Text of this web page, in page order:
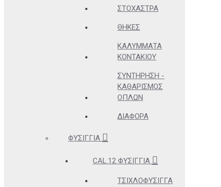
ΣΤΌΧΑΣΤΡΑ
ΘΉΚΕΣ
ΚΑΛΎΜΜΑΤΑ
ΚΟΝΤΑΚΊΟΥ
ΣΥΝΤΉΡΗΣΗ -
ΚΑΘΑΡΙΣΜΌΣ
ΌΠΛΩΝ
ΔΙΆΦΟΡΑ
ΦΥΣΊΓΓΙΑ
CAL.12 ΦΥΣΊΓΓΙΑ
ΤΣΙΧΛΟΦΎΣΙΓΓΑ